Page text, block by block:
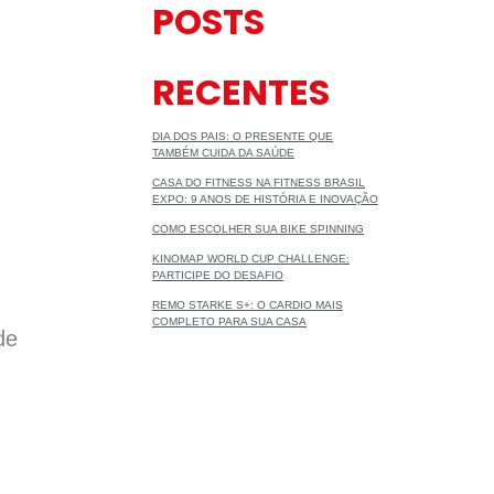
POSTS
RECENTES
DIA DOS PAIS: O PRESENTE QUE
TAMBÉM CUIDA DA SAÚDE
CASA DO FITNESS NA FITNESS BRASIL
EXPO: 9 ANOS DE HISTÓRIA E INOVAÇÃO
COMO ESCOLHER SUA BIKE SPINNING
KINOMAP WORLD CUP CHALLENGE:
PARTICIPE DO DESAFIO
REMO STARKE S+: O CARDIO MAIS
COMPLETO PARA SUA CASA